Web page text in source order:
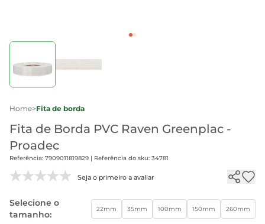
Home>Fita de borda
Fita de Borda PVC Raven Greenplac -
Proadec
Referência: 7909011819829 | Referência do sku: 34781
Seja o primeiro a avaliar
Selecione o
tamanho:
22mm 35mm 100mm 150mm 260mm